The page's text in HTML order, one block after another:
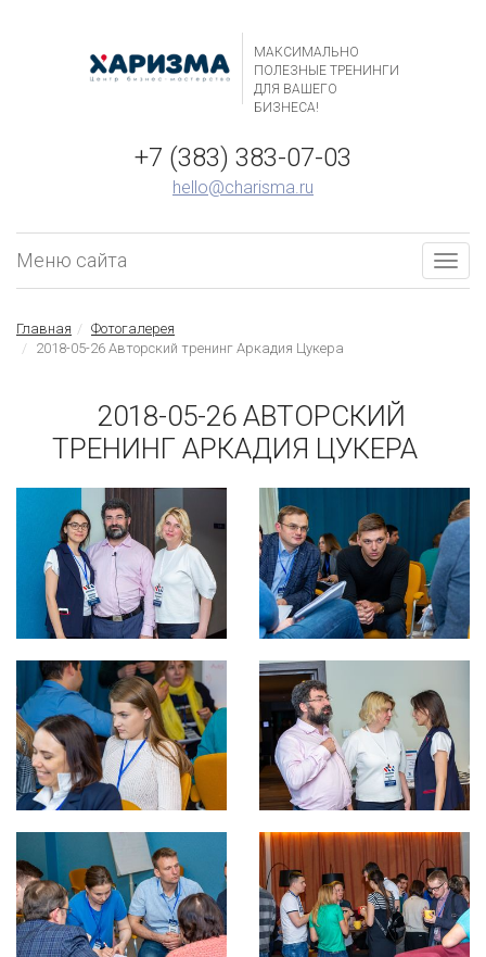
МАКСИМАЛЬНО
ПОЛЕЗНЫЕ ТРЕНИНГИ
ДЛЯ ВАШЕГО
БИЗНЕСА!
+7 (383) 383-07-03
hello@charisma.ru
Меню сайта
Главная
Фотогалерея
2018-05-26 Авторский тренинг Аркадия Цукера
2018-05-26 АВТОРСКИЙ
ТРЕНИНГ АРКАДИЯ ЦУКЕРА